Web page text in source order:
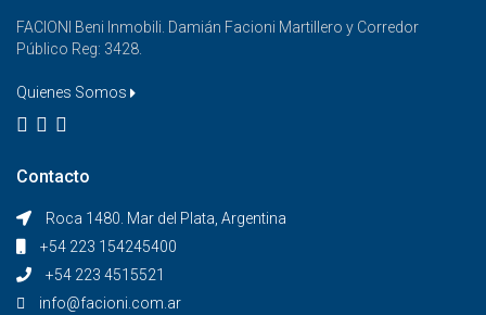
FACIONI Beni Inmobili. Damián Facioni Martillero y Corredor
Público Reg: 3428.
Quienes Somos
Contacto
Roca 1480. Mar del Plata, Argentina
+54 223 154245400
+54 223 4515521
info@facioni.com.ar